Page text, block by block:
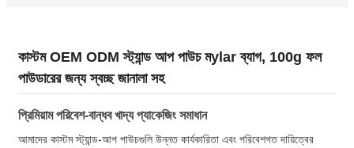
কাস্টম OEM ODM স্ট্যান্ড আপ পাউচ মylar ব্যাগ, 100g ফল
পাউডারের জন্য স্বচ্ছ জানালা সহ
প্রিমিয়াম পরিবেশ-বান্ধব খাদ্য প্যাকেজিং সমাধান
আমাদের কাস্টম স্ট্যান্ড-আপ পাউচগুলি উন্নত কার্যকারিতা এবং পরিবেশগত দায়িত্বের